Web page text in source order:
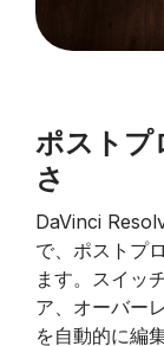
ポストプ
さ
DaVinci
で、ポストプ
ます。スイッ
ア、オーバー
を自動的に編